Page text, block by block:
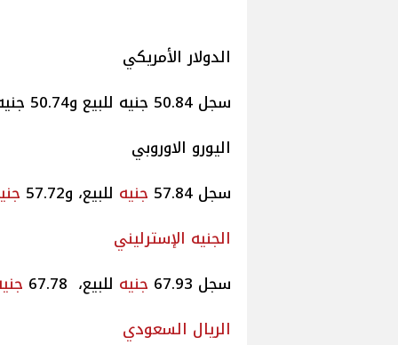
الدولار الأمريكي
سجل 50.84 جنيه للبيع و50.74 جنيه للشراء.
اليورو الاوروبي
سجل 57.84
جنيه للبيع، و57.72
الجنيه الإسترليني
سجل 67.93
جنيه للبيع، 67.78
الريال السعودي